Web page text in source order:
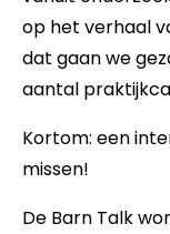
op het verhaal
dat gaan we
aantal
Kortom: een
missen!
De Barn Talk